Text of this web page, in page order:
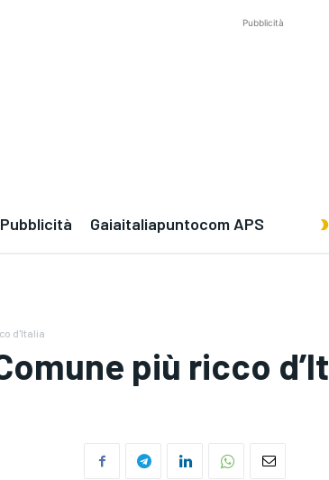
Pubblicità
Pubblicità Gaiaitaliapuntocom APS
d'Italia
più ricco